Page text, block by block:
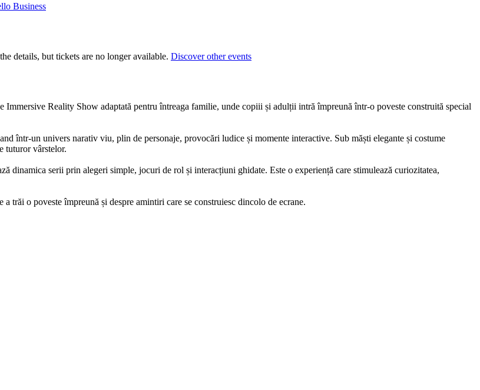
Business
details, but tickets are no longer available. Discover other events
Reality Show adaptată pentru întreaga familie, unde copiii și adulții intră împreună într-o poveste construită special
într-un univers narativ viu, plin de personaje, provocări ludice și momente interactive. Sub măști elegante și costume
tuturor vârstelor.
dinamica serii prin alegeri simple, jocuri de rol și interacțiuni ghidate. Este o experiență care stimulează curiozitatea,
trăi o poveste împreună și despre amintiri care se construiesc dincolo de ecrane.